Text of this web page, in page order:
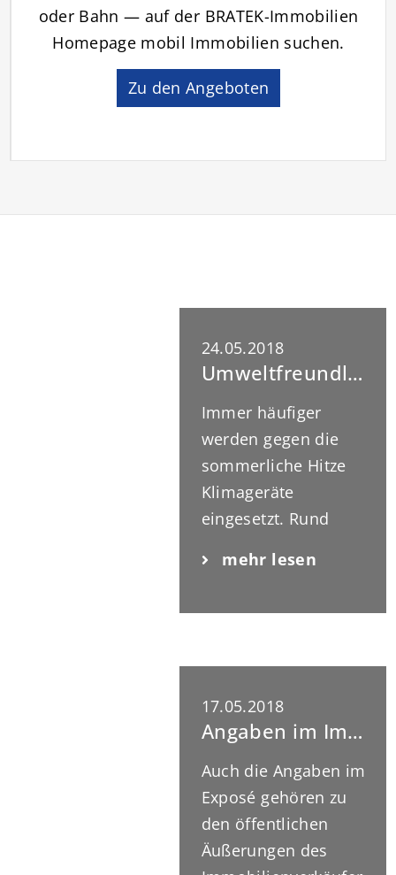
oder Bahn — auf der BRATEK-Immobilien
Homepage mobil Immobilien suchen.
Zu den Angeboten
24.05.2018
Umweltfreundliche Tipps gegen Sommerhitze
Immer häufiger
werden gegen die
sommerliche Hitze
Klimageräte
eingesetzt. Rund
kommen
die Umwelt, aber
auch für den
denn Klimageräte
sind echte
Stromfresser. Der
Verband Privater
mehr lesen
17.05.2018
Angaben im Immobilien-Exposé sind rechtlich bindend
Auch die Angaben im
Exposé gehören zu
den öffentlichen
Äußerungen des